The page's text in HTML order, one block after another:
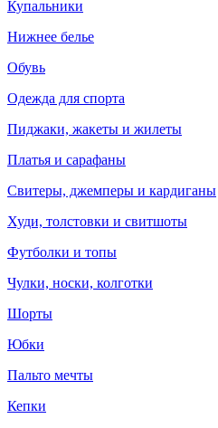
Купальники
Нижнее белье
Обувь
Одежда для спорта
Пиджаки, жакеты и жилеты
Платья и сарафаны
Свитеры, джемперы и кардиганы
Худи, толстовки и свитшоты
Футболки и топы
Чулки, носки, колготки
Шорты
Юбки
Пальто мечты
Кепки